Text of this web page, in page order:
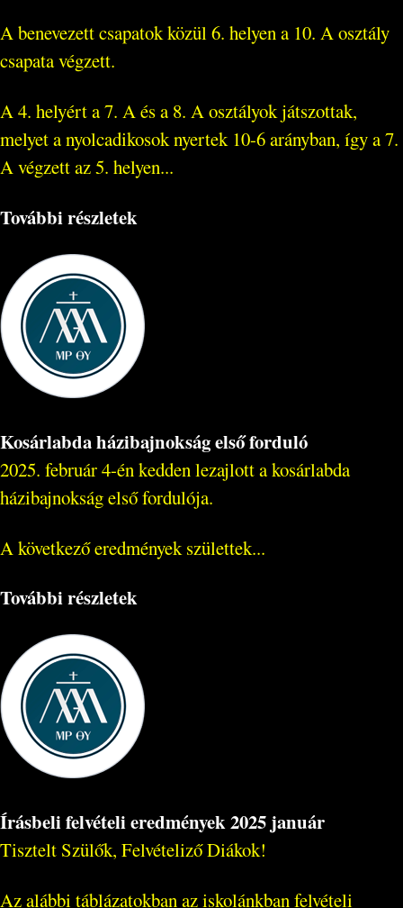
A benevezett csapatok közül 6. helyen a 10. A osztály
csapata végzett.
A 4. helyért a 7. A és a 8. A osztályok játszottak,
melyet a nyolcadikosok nyertek 10-6 arányban, így a 7.
A végzett az 5. helyen...
További részletek
Kosárlabda házibajnokság első forduló
2025. február 4-én kedden lezajlott a kosárlabda
házibajnokság első fordulója.
A következő eredmények születtek...
További részletek
Írásbeli felvételi eredmények 2025 január
Tisztelt Szülők, Felvételiző Diákok!
Az alábbi táblázatokban az iskolánkban felvételi